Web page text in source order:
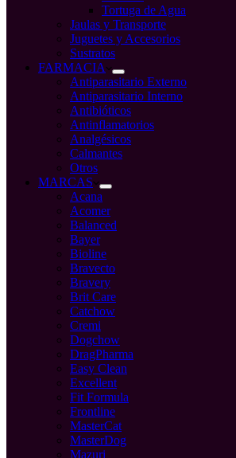
Tortuga de Agua
Jaulas y Transporte
Juguetes y Accesorios
Sustratos
FARMACIA
Antiparasitario Externo
Antiparasitario Interno
Antibióticos
Antinflamatorios
Analgésicos
Calmantes
Otros
MARCAS
Acana
Acomer
Balanced
Bayer
Bioline
Bravecto
Bravery
Brit Care
Catchow
Cremi
Dogchow
DragPharma
Easy Clean
Excellent
Fit Formula
Frontline
MasterCat
MasterDog
Mazuri